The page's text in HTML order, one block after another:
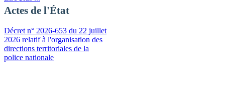
Polynésie française
Actes de l'État
Décret n° 2026-653 du 22 juillet
2026 relatif à l'organisation des
directions territoriales de la
police nationale